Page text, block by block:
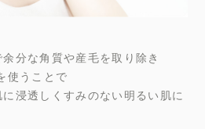
分な角質や産毛を取り除き
使うことで
浸透しくすみのない明るい肌に